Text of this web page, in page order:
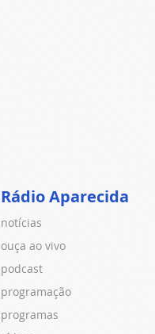
Rádio Aparecida
notícias
ouça ao vivo
podcast
programação
programas